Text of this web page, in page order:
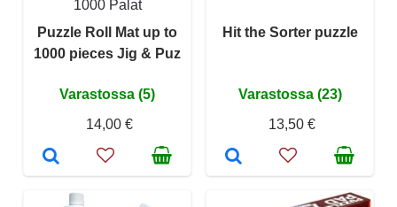
1000 Palat
Puzzle Roll Mat up to
1000 pieces Jig & Puz
Varastossa (5)
14,00 €
Hit the Sorter puzzle
Varastossa (23)
13,50 €